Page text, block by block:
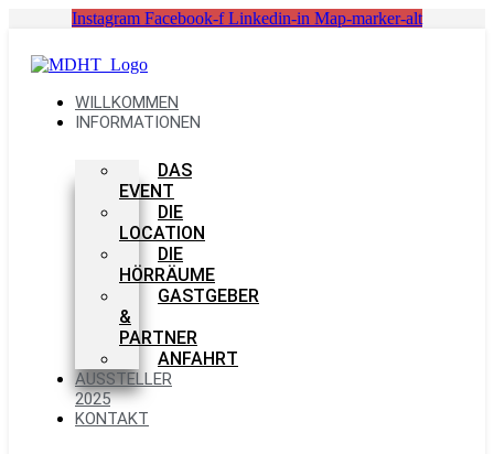
springen
Instagram Facebook-f Linkedin-in Map-marker-alt
WILLKOMMEN
INFORMATIONEN
DAS
EVENT
DIE
LOCATION
DIE
HÖRRÄUME
GASTGEBER
&
PARTNER
ANFAHRT
AUSSTELLER
2025
KONTAKT